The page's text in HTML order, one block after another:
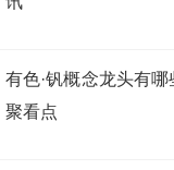
有色·钒概念龙头有
聚看点